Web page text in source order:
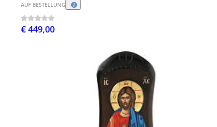
AUF BESTELLUNG
€ 449,00